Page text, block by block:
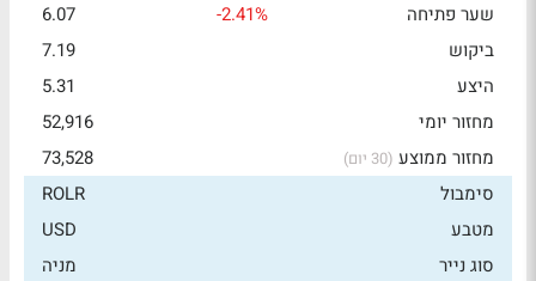
שער פתיחה
-2.41%
6.07
ביקוש
7.19
היצע
5.31
מחזור יומי
52,916
מחזור ממוצע (30 יום)
73,528
סימבול
ROLR
מטבע
USD
סוג נייר
מניה